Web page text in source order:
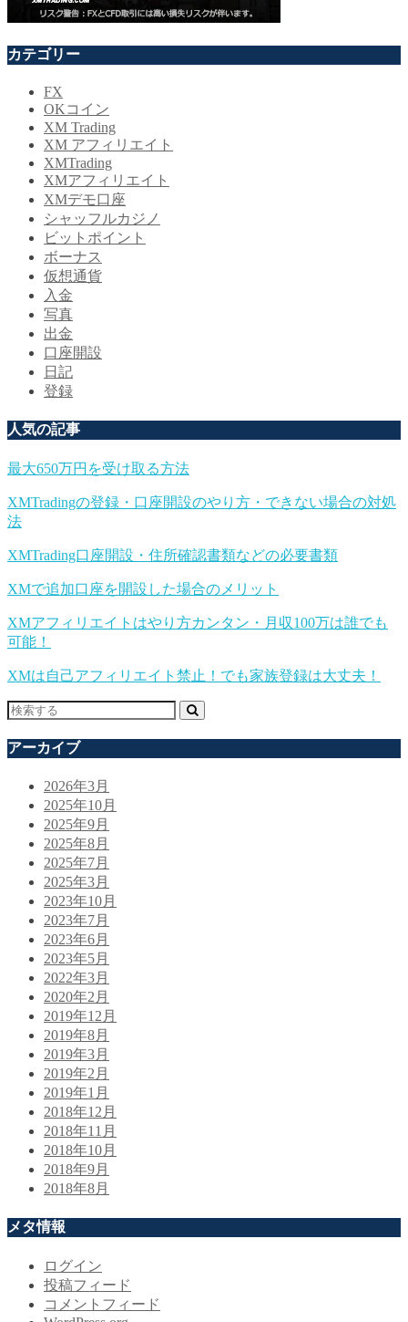
カテゴリー
FX
OKコイン
XM Trading
XM アフィリエイト
XMTrading
XMアフィリエイト
XMデモ口座
シャッフルカジノ
ビットポイント
ボーナス
仮想通貨
入金
写真
出金
口座開設
日記
登録
人気の記事
最大650万円を受け取る方法
XMTradingの登録・口座開設のやり方・できない場合の対処
法
XMTrading口座開設・住所確認書類などの必要書類
XMで追加口座を開設した場合のメリット
XMアフィリエイトはやり方カンタン・月収100万は誰でも
可能！
XMは自己アフィリエイト禁止！でも家族登録は大丈夫！
アーカイブ
2026年3月
2025年10月
2025年9月
2025年8月
2025年7月
2025年3月
2023年10月
2023年7月
2023年6月
2023年5月
2022年3月
2020年2月
2019年12月
2019年8月
2019年3月
2019年2月
2019年1月
2018年12月
2018年11月
2018年10月
2018年9月
2018年8月
メタ情報
ログイン
投稿フィード
コメントフィード